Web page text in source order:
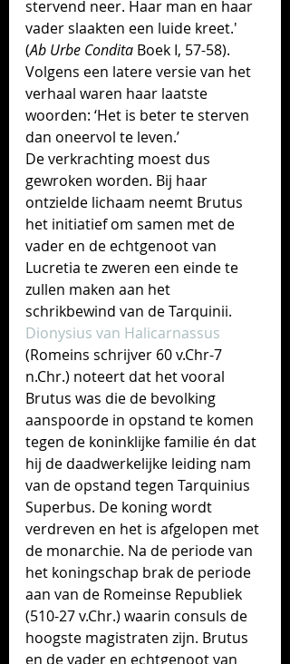
stervend neer. Haar man en haar
vader slaakten een luide kreet.'
(Ab Urbe Condita Boek I, 57-58).
Volgens een latere versie van het
verhaal waren haar laatste
woorden: ‘Het is beter te sterven
dan oneervol te leven.’
De verkrachting moest dus
gewroken worden. Bij haar
ontzielde lichaam neemt Brutus
het initiatief om samen met de
vader en de echtgenoot van
Lucretia te zweren een einde te
zullen maken aan het
schrikbewind van de Tarquinii.
Dionysius van Halicarnassus
(Romeins schrijver 60 v.Chr-7
n.Chr.) noteert dat het vooral
Brutus was die de bevolking
aanspoorde in opstand te komen
tegen de koninklijke familie én dat
hij de daadwerkelijke leiding nam
van de opstand tegen Tarquinius
Superbus. De koning wordt
verdreven en het is afgelopen met
de monarchie. Na de periode van
het koningschap brak de periode
aan van de Romeinse Republiek
(510-27 v.Chr.) waarin consuls de
hoogste magistraten zijn. Brutus
en de vader en echtgenoot van